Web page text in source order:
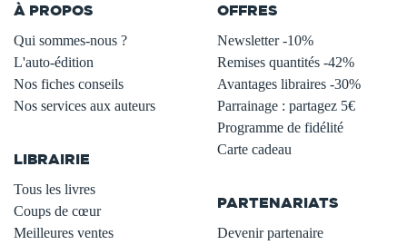
À PROPOS
Qui sommes-nous ?
L'auto-édition
Nos fiches conseils
Nos services aux auteurs
LIBRAIRIE
Tous les livres
Coups de cœur
Meilleures ventes
OFFRES
Newsletter -10%
Remises quantités -42%
Avantages libraires -30%
Parrainage : partagez 5€
Programme de fidélité
Carte cadeau
PARTENARIATS
Devenir partenaire